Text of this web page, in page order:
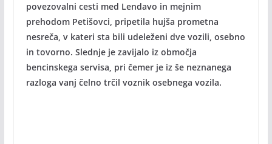
povezovalni cesti med Lendavo in mejnim
prehodom Petišovci, pripetila hujša prometna
nesreča, v kateri sta bili udeleženi dve vozili, osebno
in tovorno. Slednje je zavijalo iz območja
bencinskega servisa, pri čemer je iz še neznanega
razloga vanj čelno trčil voznik osebnega vozila.